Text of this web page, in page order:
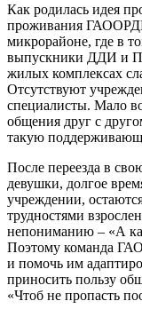
Как родилась идея
проживания
микрорайоне, где в
выпускники ДДИ и
жилых комплексах
Отсутствуют
специалисты. Мало
общения друг с
такую
После переезда в
девушки, долгое
учреждении,
трудностями
непониманию – «А
Поэтому команда
и помочь им
приносить пользу
«Чтоб не пропасть